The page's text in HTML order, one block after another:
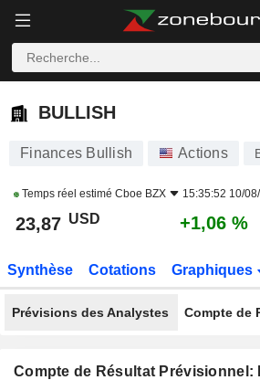
BULLISH
BULLISH
Finances Bullish Actions
Temps réel estimé Cboe BZX 15:35:52 10/
23,87 USD +1,06 %
Synthèse Cotations Graphiques
Prévisions des Analystes Compte de
Compte de Résultat Prévisionnel: